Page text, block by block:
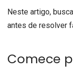
Neste artigo,
antes de resolver
Comece